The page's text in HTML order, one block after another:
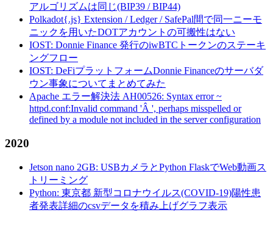
アルゴリズムは同じ(BIP39 / BIP44)
Polkadot{.js} Extension / Ledger / SafePal間で同一ニーモ
ニックを用いたDOTアカウントの可搬性はない
IOST: Donnie Finance 発行のiwBTCトークンのステーキ
ングフロー
IOST: DeFiプラットフォームDonnie Financeのサーバダ
ウン事象についてまとめてみた
Apache エラー解決法 AH00526: Syntax error ~
httpd.conf:Invalid command 'Â ', perhaps misspelled or
defined by a module not included in the server configuration
2020
Jetson nano 2GB: USBカメラとPython FlaskでWeb動画ス
トリーミング
Python: 東京都 新型コロナウイルス(COVID-19)陽性患
者発表詳細のcsvデータを積み上げグラフ表示